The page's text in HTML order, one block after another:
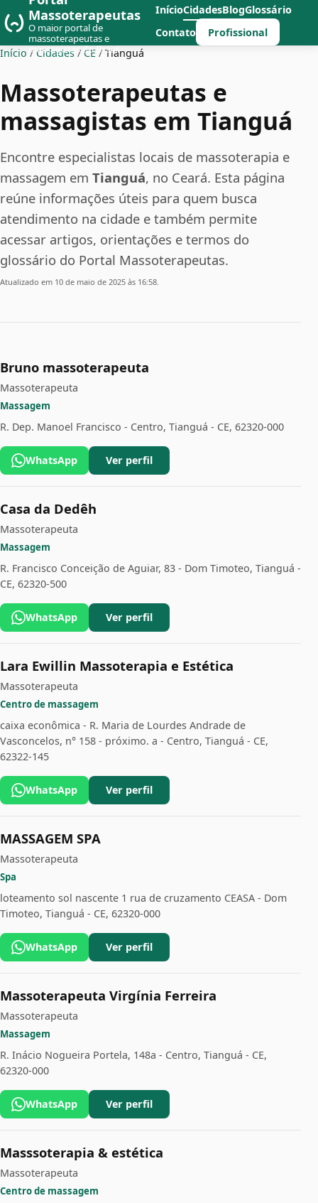
Massoterapeutas
O maior portal de
massoterapeutas e
massagistas do Brasil
InícioCidadesBlogGlossário
Contato
Profissional
Início / Cidades / CE / Tianguá
Massoterapeutas e
massagistas em Tianguá
Encontre especialistas locais de massoterapia e
massagem em Tianguá, no Ceará. Esta página
reúne informações úteis para quem busca
atendimento na cidade e também permite
acessar artigos, orientações e termos do
glossário do Portal Massoterapeutas.
Atualizado em 10 de maio de 2025 às 16:58.
Bruno massoterapeuta
Massoterapeuta
Massagem
R. Dep. Manoel Francisco - Centro, Tianguá - CE, 62320-000
WhatsApp Ver perfil
Casa da Dedêh
Massoterapeuta
Massagem
R. Francisco Conceição de Aguiar, 83 - Dom Timoteo, Tianguá -
CE, 62320-500
WhatsApp Ver perfil
Lara Ewillin Massoterapia e Estética
Massoterapeuta
Centro de massagem
caixa econômica - R. Maria de Lourdes Andrade de
Vasconcelos, n° 158 - próximo. a - Centro, Tianguá - CE,
62322-145
WhatsApp Ver perfil
MASSAGEM SPA
Massoterapeuta
Spa
loteamento sol nascente 1 rua de cruzamento CEASA - Dom
Timoteo, Tianguá - CE, 62320-000
WhatsApp Ver perfil
Massoterapeuta Virgínia Ferreira
Massoterapeuta
Massagem
R. Inácio Nogueira Portela, 148a - Centro, Tianguá - CE,
62320-000
WhatsApp Ver perfil
Masssoterapia & estética
Massoterapeuta
Centro de massagem